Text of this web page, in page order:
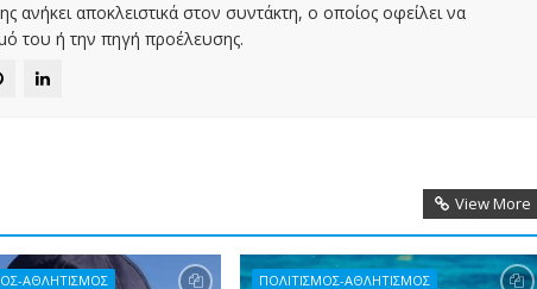
ανήκει αποκλειστικά στον συντάκτη, ο οποίος οφείλει να
του ή την πηγή προέλευσης.
View More
ΑΘΛΗΤΙΣΜΟΣ ΠΟΛΙΤΙΣΜΟΣ-ΑΘΛΗΤΙΣΜΟΣ